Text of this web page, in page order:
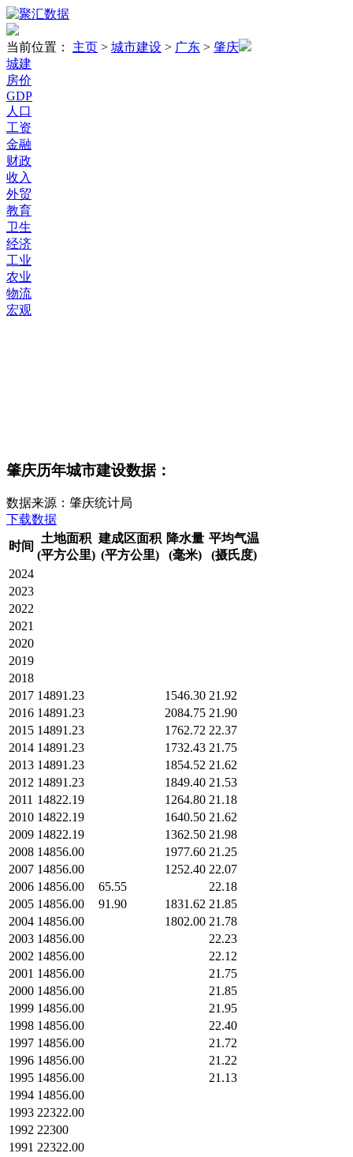
当前位置： 主页 > 城市建设 > 广东 > 肇庆
城建
房价
GDP
人口
工资
金融
财政
收入
外贸
教育
卫生
经济
工业
农业
物流
宏观
肇庆历年城市建设数据：
数据来源：肇庆统计局
下载数据
时间
土地面积
(平方公里)
建成区面积
(平方公里)
降水量
(毫米)
平均气温
(摄氏度)
2024
2023
2022
2021
2020
2019
2018
2017 14891.23 1546.30 21.92
2016 14891.23 2084.75 21.90
2015 14891.23 1762.72 22.37
2014 14891.23 1732.43 21.75
2013 14891.23 1854.52 21.62
2012 14891.23 1849.40 21.53
2011 14822.19 1264.80 21.18
2010 14822.19 1640.50 21.62
2009 14822.19 1362.50 21.98
2008 14856.00 1977.60 21.25
2007 14856.00 1252.40 22.07
2006 14856.00 65.55
22.18
2005 14856.00 91.90 1831.62 21.85
2004 14856.00 1802.00 21.78
2003 14856.00
22.23
2002 14856.00
22.12
2001 14856.00
21.75
2000 14856.00
21.85
1999 14856.00
21.95
1998 14856.00
22.40
1997 14856.00
21.72
1996 14856.00
21.22
1995 14856.00
21.13
1994 14856.00
1993 22322.00
1992 22300
1991 22322.00